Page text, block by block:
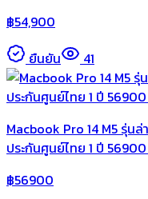
฿54,900
ยืนยัน
41
Macbook Pro 14 M5 รุ่นล่
ประกันศูนย์ไทย 1 ปี
฿56900